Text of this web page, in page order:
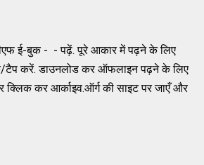
ई-बुक - - पढ़ें. पूरे आकार में पढ़ने के लिए
करें. डाउनलोड कर ऑफलाइन पढ़ने के लिए
कर आर्काइव.ऑर्ग की साइट पर जाएँ और